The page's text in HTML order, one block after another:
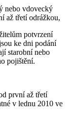
nebo vdovecký
až třetí odrážkou,
potvrzení
ke dni podání
starobní nebo
pojištění.
první až třetí
v lednu 2010 ve